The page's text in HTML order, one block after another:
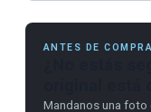
ANTES DE
Mandanos una foto